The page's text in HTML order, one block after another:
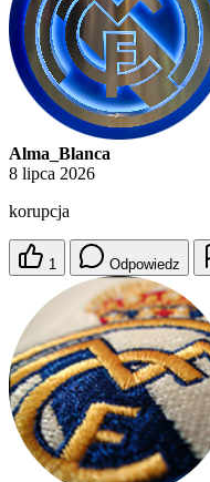
Alma_Blanca
8 lipca 2026
korupcja
1 Odpowiedz